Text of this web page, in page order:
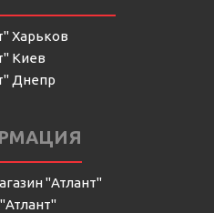
Харьков
Киев
Днепр
"Атлант"